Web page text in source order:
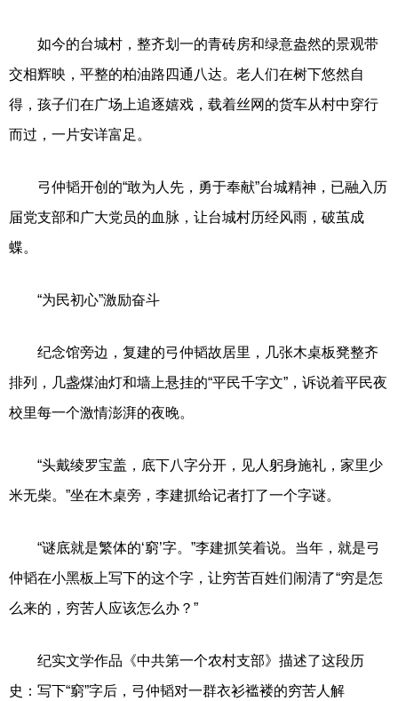
如今的台城村，整齐划一的青砖房和绿意盎然的景观带
交相辉映，平整的柏油路四通八达。老人们在树下悠然自
得，孩子们在广场上追逐嬉戏，载着丝网的货车从村中穿行
而过，一片安详富足。
弓仲韬开创的“敢为人先，勇于奉献”台城精神，已融入历
届党支部和广大党员的血脉，让台城村历经风雨，破茧成
蝶。
“为民初心”激励奋斗
纪念馆旁边，复建的弓仲韬故居里，几张木桌板凳整齐
排列，几盏煤油灯和墙上悬挂的“平民千字文”，诉说着平民夜
校里每一个激情澎湃的夜晚。
“头戴绫罗宝盖，底下八字分开，见人躬身施礼，家里少
米无柴。”坐在木桌旁，李建抓给记者打了一个字谜。
“谜底就是繁体的‘窮’字。”李建抓笑着说。当年，就是弓
仲韬在小黑板上写下的这个字，让穷苦百姓们闹清了“穷是怎
么来的，穷苦人应该怎么办？”
纪实文学作品《中共第一个农村支部》描述了这段历
史：写下“窮”字后，弓仲韬对一群衣衫褴褛的穷苦人解